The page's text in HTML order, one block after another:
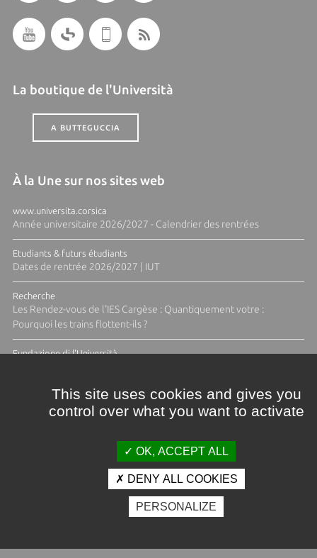
La boutique de l'Università
A BUTTEGUCCIA
À la Une sur nos sites web
www.universita.corsica
Année universitaire 2026/2027 - Calendrier des rentrées
Etudiants & futurs étudiants
Dates de rentrée 2026/2027 | IUT
Recherche
Les Rendez-vous de l'IES Cargèse : Quantiquement votre :
Pourquoi les trains flottent-ils ?
Fundazione di l'Università
Crédits et mentions légales
Espace presse
Photothèque
This site uses cookies and gives you
control over what you want to activate
OK, ACCEPT ALL
DENY ALL COOKIES
PERSONALIZE